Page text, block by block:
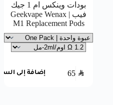
بودات وينكس ام 1 جيك
فيب | Geekvape Wenax
M1 Replacement Pods
65 SAR إضافة إلى السلة